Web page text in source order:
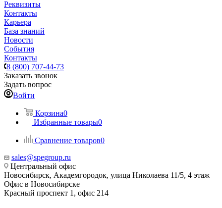
Реквизиты
Контакты
Карьера
База знаний
Новости
События
Контакты
8 (800) 707-44-73
Заказать звонок
Задать вопрос
Войти
Корзина0
Избранные товары0
Сравнение товаров0
sales@spegroup.ru
Центральный офис
Новосибирск, Академгородок, улица Николаева 11/5, 4 этаж
Офис в Новосибирске
Красный проспект 1, офис 214